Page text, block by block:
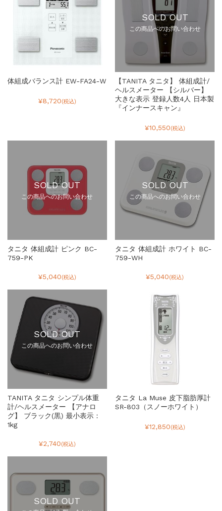
体組成バランス計 EW-FA24-W
¥8,720(税込)
SOLD OUT
この商品へのお問い合わせ
【TANITA タニタ】 体組成計/
ヘルスメーター 【シルバー】
大きな表示 登録人数4人 日本製
『インナースキャン』
¥10,550(税込)
SOLD OUT
この商品へのお問い合わせ
タニタ 体組成計 ピンク BC-
759-PK
¥5,040(税込)
SOLD OUT
この商品へのお問い合わせ
タニタ 体組成計 ホワイト BC-
759-WH
¥5,040(税込)
SOLD OUT
この商品へのお問い合わせ
TANITA タニタ シンプル体重
計/ヘルスメーター 【アナロ
グ】 ブラック(黒) 最小表示：
1kg
¥2,740(税込)
タニタ La Muse 皮下脂肪厚計
SR-803（スノーホワイト）
¥12,850(税込)
SOLD OUT